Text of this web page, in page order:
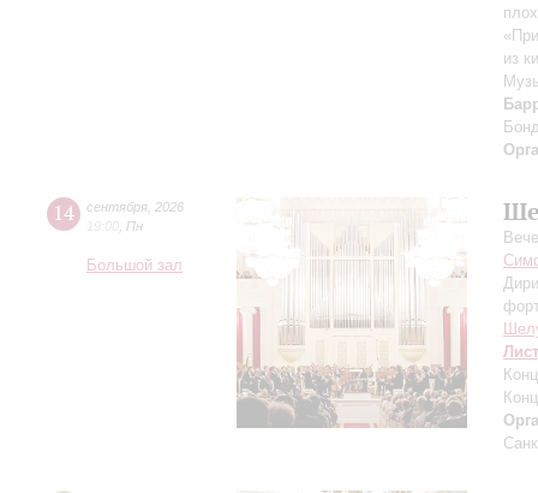
из
14 сентября 2026
19:00 Пн
Большой зал
Лист